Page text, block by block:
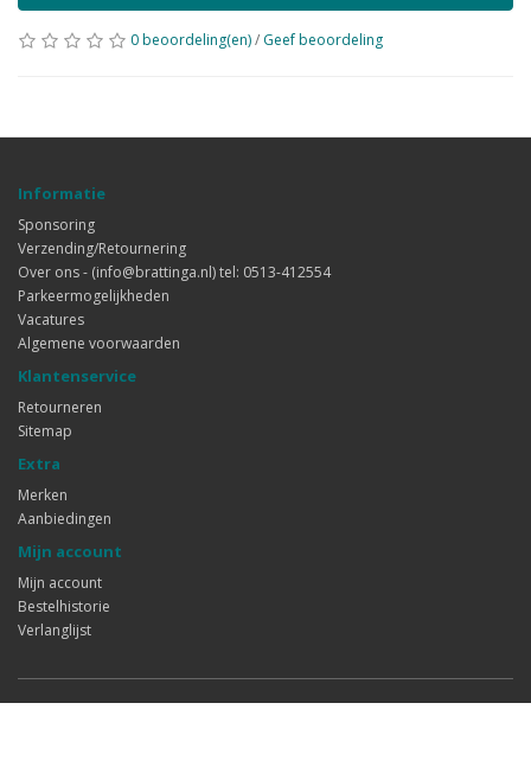
0 beoordeling(en)/ Geef beoordeling
Informatie
Sponsoring
Verzending/Retournering
Over ons - (info@brattinga.nl) tel: 0513-412554
Parkeermogelijkheden
Vacatures
Algemene voorwaarden
Klantenservice
Retourneren
Sitemap
Extra
Merken
Aanbiedingen
Mijn account
Mijn account
Bestelhistorie
Verlanglijst